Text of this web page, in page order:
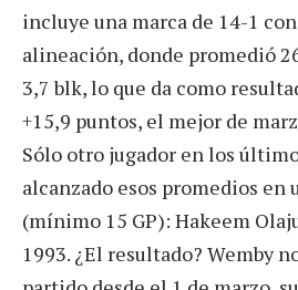
incluye una marca de 14-1
alineación, donde promedió
3,7 blk, lo que da como
+15,9 puntos, el mejor de
Sólo otro jugador en los
alcanzado esos promedios en
(mínimo 15 GP): Hakeem
1993. ¿El resultado? Wemby